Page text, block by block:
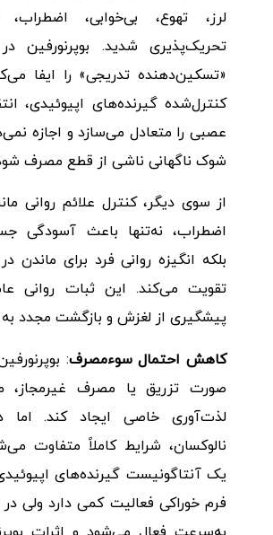
لرز، تهوع، بی‌خوابی،
تحریک‌پذیری شدید. بوپرنورفین
«تسکین‌دهنده تدریجی» را ایفا
کنترل‌شده گیرنده‌های اپیوئیدی،
عصبی را متعادل می‌سازد و اجازه
شوک ناگهانی ناشی از قطع مصرف
از سوی دیگر، کنترل علائم روانی
اضطراب، نه‌تنها باعث آسودگی
بلکه انگیزه روانی فرد برای ماندن
تقویت می‌کند. این ثبات روانی
پیشگیری از لغزش و بازگشت مجدد
کاهش احتمال سوءمصرف:
صورت تزریق یا مصرف غیرمجاز،
لذت‌آوری خاصی ایجاد کند. اما
نالوکسان، شرایط کاملاً متفاوت
یک آنتاگونیست گیرنده‌های
فرم خوراکی فعالیت کمی دارد ولی